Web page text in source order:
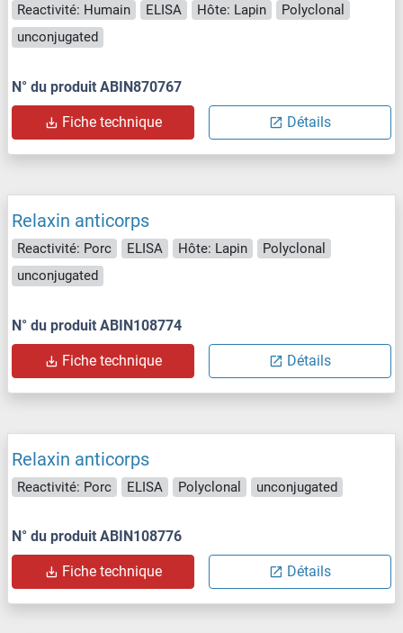
Reactivité: Humain ELISA Hôte: Lapin
Polyclonal
unconjugated
N° du produit ABIN870767
Fiche technique Détails
Relaxin anticorps
Reactivité: Porc ELISA Hôte: Lapin
Polyclonal
unconjugated
N° du produit ABIN108774
Fiche technique Détails
Relaxin anticorps
Reactivité: Porc ELISA Polyclonal unconjugated
N° du produit ABIN108776
Fiche technique Détails